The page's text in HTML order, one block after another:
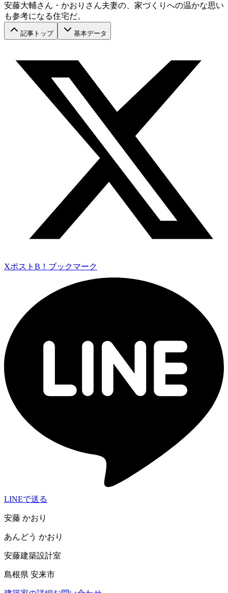
安藤大輔さん・かおりさん夫妻の、家づくりへの温かな思い
も参考になる住宅だ。
記事トップ 基本データ
Xポスト B！ブックマーク
LINEで送る
安藤 かおり
あんどう かおり
安藤建築設計室
島根県 安来市